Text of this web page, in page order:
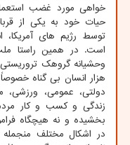
خواهی مورد غضب
حیات خود به یکی از
توسط رژیم های آمریکا،
است. در همین راستا
وحشیانه گروهک
هزار انسان بی گناه
دولتی، عمومی، ورزشی،
بخشیده و نه هیچگاه
در اشکال مختلف منجمله